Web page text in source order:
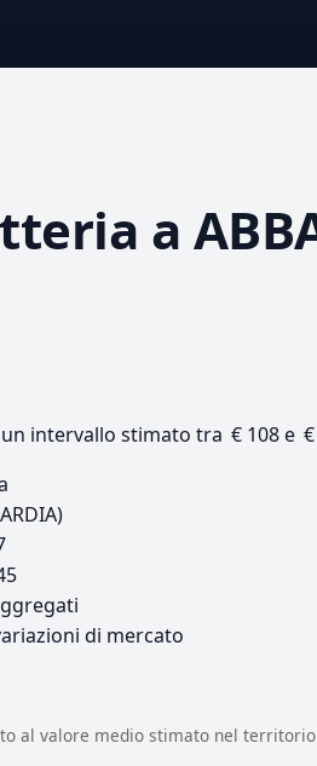
a
intervallo stimato tra € 108 e €
di mercato
al valore medio stimato nel